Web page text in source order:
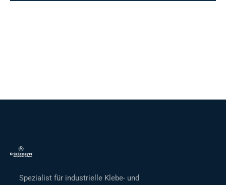
Spezialist für industrielle Klebe- und